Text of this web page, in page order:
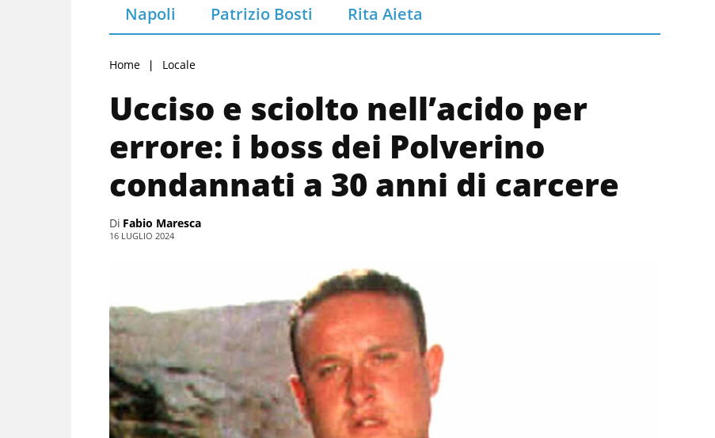
Napoli
Patrizio Bosti Rita Aieta
Home Locale
Ucciso e sciolto nell’acido per
errore: i boss dei Polverino
condannati a 30 anni di carcere
Di Fabio Maresca
16 LUGLIO 2024